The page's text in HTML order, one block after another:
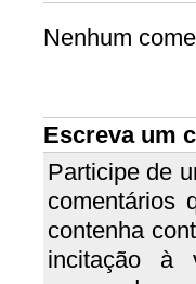
Nenhum
Escreva um
Participe de
comentários
contenha
incitação à